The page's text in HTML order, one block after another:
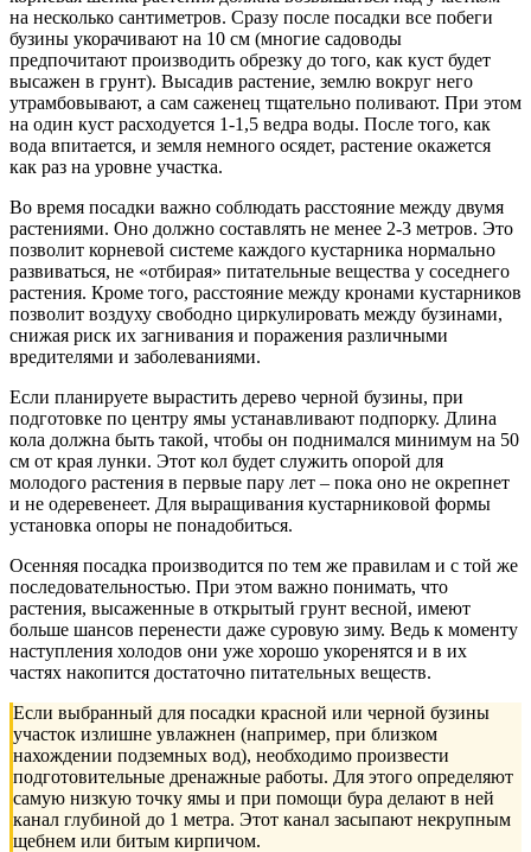
на несколько сантиметров. Сразу после посадки все побеги
бузины укорачивают на 10 см (многие садоводы
предпочитают производить обрезку до того, как куст будет
высажен в грунт). Высадив растение, землю вокруг него
утрамбовывают, а сам саженец тщательно поливают. При этом
на один куст расходуется 1-1,5 ведра воды. После того, как
вода впитается, и земля немного осядет, растение окажется
как раз на уровне участка.
Во время посадки важно соблюдать расстояние между двумя
растениями. Оно должно составлять не менее 2-3 метров. Это
позволит корневой системе каждого кустарника нормально
развиваться, не «отбирая» питательные вещества у соседнего
растения. Кроме того, расстояние между кронами кустарников
позволит воздуху свободно циркулировать между бузинами,
снижая риск их загнивания и поражения различными
вредителями и заболеваниями.
Если планируете вырастить дерево черной бузины, при
подготовке по центру ямы устанавливают подпорку. Длина
кола должна быть такой, чтобы он поднимался минимум на 50
см от края лунки. Этот кол будет служить опорой для
молодого растения в первые пару лет – пока оно не окрепнет
и не одеревенеет. Для выращивания кустарниковой формы
установка опоры не понадобиться.
Осенняя посадка производится по тем же правилам и с той же
последовательностью. При этом важно понимать, что
растения, высаженные в открытый грунт весной, имеют
больше шансов перенести даже суровую зиму. Ведь к моменту
наступления холодов они уже хорошо укоренятся и в их
частях накопится достаточно питательных веществ.
Если выбранный для посадки красной или черной бузины
участок излишне увлажнен (например, при близком
нахождении подземных вод), необходимо произвести
подготовительные дренажные работы. Для этого определяют
самую низкую точку ямы и при помощи бура делают в ней
канал глубиной до 1 метра. Этот канал засыпают некрупным
щебнем или битым кирпичом.